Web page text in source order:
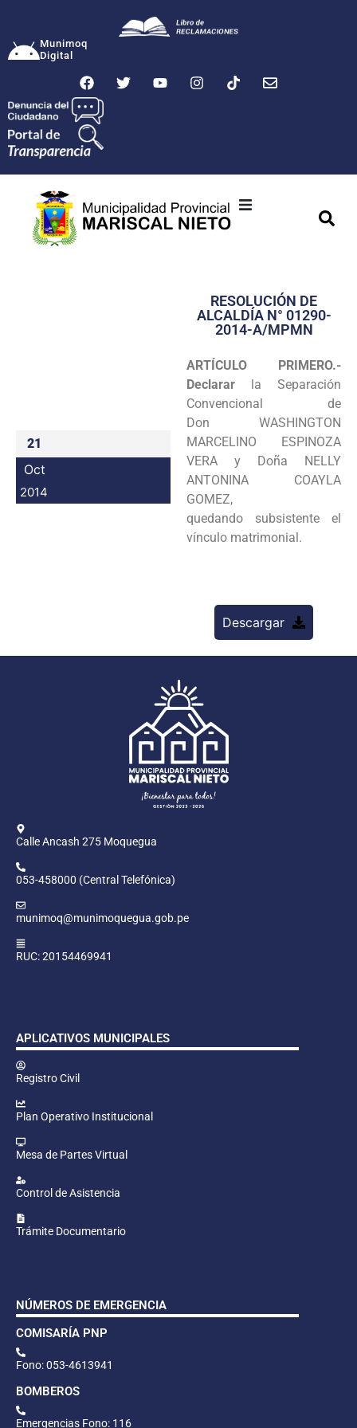
Munimoq
Digital
Transparencia
Programas
Intranet
21
Oct
2014
RESOLUCIÓN DE
ALCALDÍA N° 01290-
2014-A/MPMN
ARTÍCULO PRIMERO.-
Declarar la Separación
Convencional de
Don WASHINGTON
MARCELINO ESPINOZA
VERA y Doña NELLY
ANTONINA COAYLA
GOMEZ,
quedando subsistente el
vínculo matrimonial.
Descargar
Calle Ancash 275 Moquegua
053-458000 (Central Telefónica)
munimoq@munimoquegua.gob.pe
RUC: 20154469941
APLICATIVOS MUNICIPALES
Registro Civil
Plan Operativo Institucional
Mesa de Partes Virtual
Control de Asistencia
Trámite Documentario
NÚMEROS DE EMERGENCIA
COMISARÍA PNP
Fono: 053-4613941
BOMBEROS
Emergencias Fono: 116